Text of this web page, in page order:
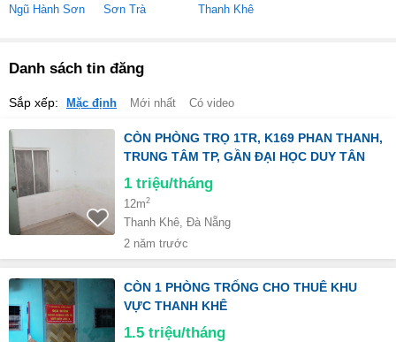
Ngũ Hành Sơn
Sơn Trà Thanh Khê
Danh sách tin đăng
Sắp xếp: Mặc định Mới nhất Có video
CÒN PHÒNG TRỌ 1TR, K169 PHAN THANH,
TRUNG TÂM TP, GẦN ĐẠI HỌC DUY TÂN
1 triệu/tháng
12m2
Thanh Khê, Đà Nẵng
2 năm trước
CÒN 1 PHÒNG TRỐNG CHO THUÊ KHU
VỰC THANH KHÊ
1.5 triệu/tháng